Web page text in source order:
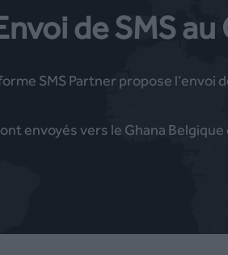
Envoi de SMS
SMS Partner propose l’envoi
envoyés vers le Ghana Belgique